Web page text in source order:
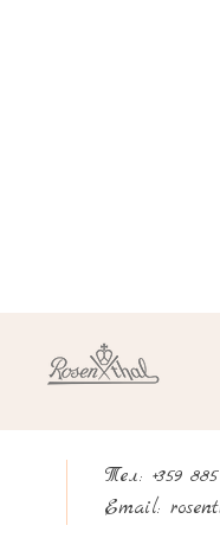
Тел: +359
Email: